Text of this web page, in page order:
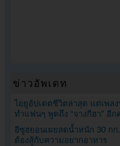
ข่าวอัพเดท
ไอยูอัปเดตชีวิตล่าสุด แต่เพล
ทำแฟนๆ พูดถึง “จางกีฮา” อีก
อีซูฮยอนเผยลดน้ำหนัก 30 ก
ต้องสู้กับความอยากอาหาร